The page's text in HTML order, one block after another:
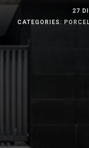
27
CATEGORIES: